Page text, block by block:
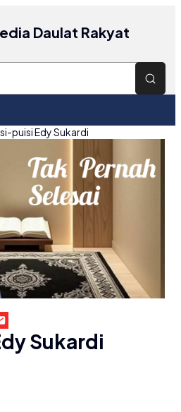
Daulat Rakyat
puisi Edy Sukardi
Sukardi